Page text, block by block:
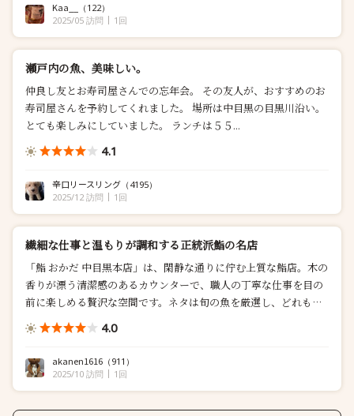
み、鮨に抜群に合う最高...
Kaa__
（122）
2025/05 訪問
1回
瀬戸内の魚、美味しい。
仲良し友とお寿司屋さんでの忘年会。 その友人が、おすすめのお
寿司屋さんを予約してくれました。 場所は中目黒の目黒川沿い。
とても楽しみにしていました。 ランチは５５...
4.1
辛口リースリング （4195）
2025/12 訪問
1回
繊細な仕事と温もりが調和する正統派鮨の名店
「鮨 おかだ 中目黒本店」は、閑静な通りに佇む上質な鮨店。木の
香りが漂う清潔感のあるカウンターで、職人の丁寧な仕事を目の
前に楽しめる贅沢な空間です。ネタは旬の魚を厳選し、どれも新
鮮...
4.0
akanen1616 （911）
2025/10 訪問
1回